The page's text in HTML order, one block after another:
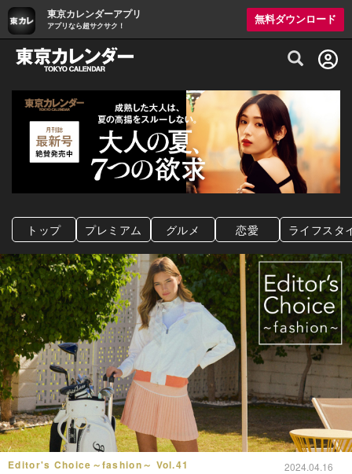
東京カレンダーアプリ
アプリなら超サクサク！
無料ダウンロード
グルメ情報・プレミアムレストラン予約
トップ プレミアム グルメ 恋愛 ライフスタ
Editor's Choice～fashion～ Vol.41 2024.04.16